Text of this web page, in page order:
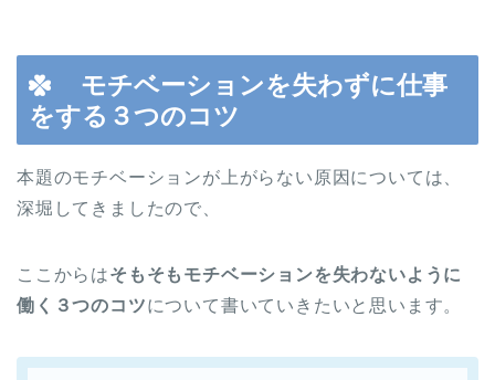
モチベーションを失わずに仕事
をする３つのコツ
本題のモチベーションが上がらない原因については、
深堀してきましたので、
ここからはそもそもモチベーションを失わないように
働く３つのコツについて書いていきたいと思います。